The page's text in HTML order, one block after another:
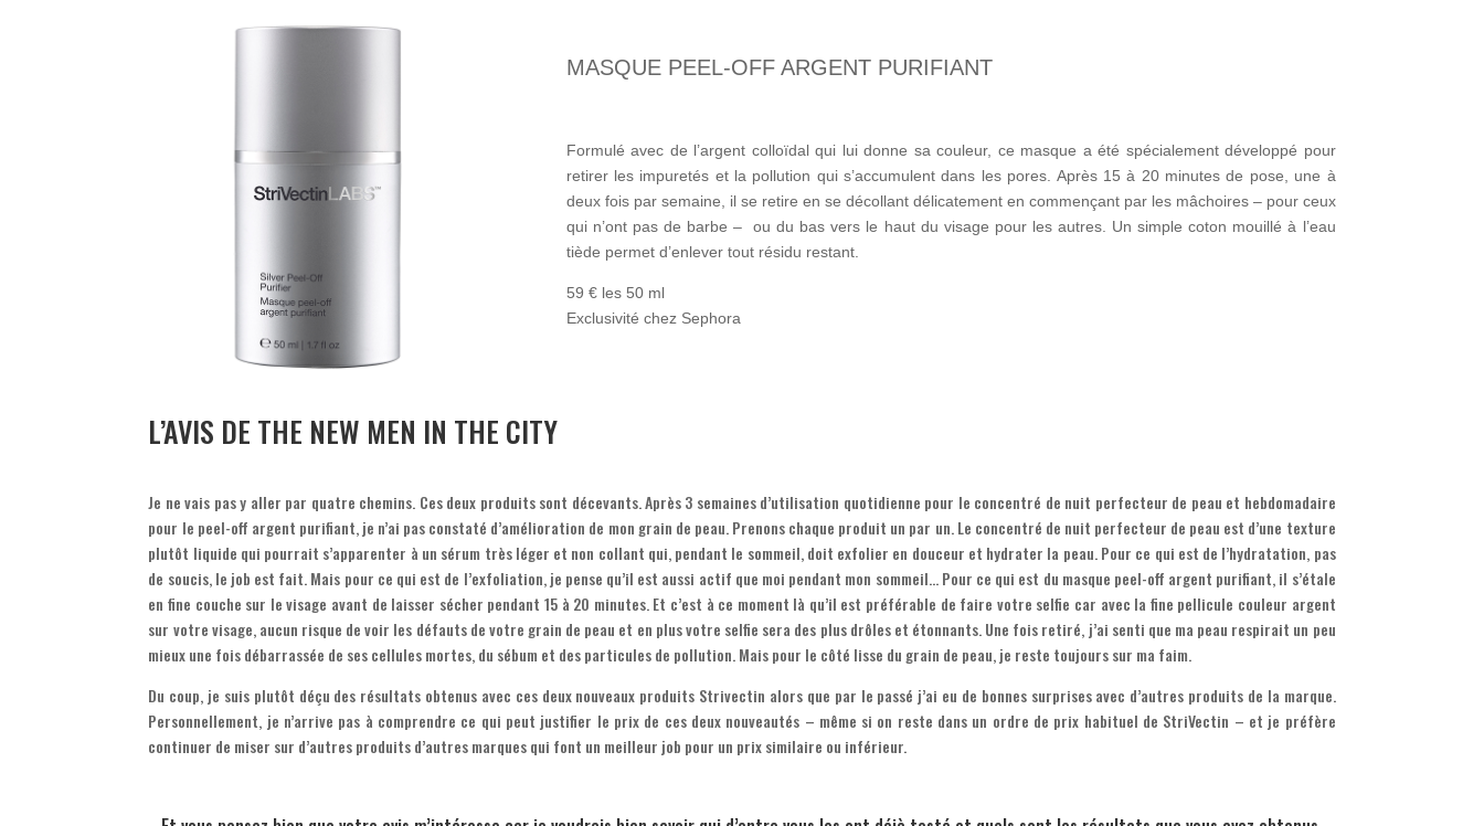
MASQUE PEEL-OFF ARGENT PURIFIANT
Formulé avec de l’argent colloïdal qui lui donne sa couleur, ce masque a été spécialement développé pour
retirer les impuretés et la pollution qui s’accumulent dans les pores. Après 15 à 20 minutes de pose, une à
deux fois par semaine, il se retire en se décollant délicatement en commençant par les mâchoires – pour ceux
qui n’ont pas de barbe – ou du bas vers le haut du visage pour les autres. Un simple coton mouillé à l’eau
tiède permet d’enlever tout résidu restant.
59 € les 50 ml
Exclusivité chez Sephora
L’AVIS DE THE NEW MEN IN THE CITY
Je ne vais pas y aller par quatre chemins. Ces deux produits sont décevants. Après 3 semaines d’utilisation quotidienne pour le concentré de nuit perfecteur de peau et hebdomadaire
pour le peel-off argent purifiant, je n’ai pas constaté d’amélioration de mon grain de peau. Prenons chaque produit un par un. Le concentré de nuit perfecteur de peau est d’une texture
plutôt liquide qui pourrait s’apparenter à un sérum très léger et non collant qui, pendant le sommeil, doit exfolier en douceur et hydrater la peau. Pour ce qui est de l’hydratation, pas
de soucis, le job est fait. Mais pour ce qui est de l’exfoliation, je pense qu’il est aussi actif que moi pendant mon sommeil… Pour ce qui est du masque peel-off argent purifiant, il s’étale
en fine couche sur le visage avant de laisser sécher pendant 15 à 20 minutes. Et c’est à ce moment là qu’il est préférable de faire votre selfie car avec la fine pellicule couleur argent
sur votre visage, aucun risque de voir les défauts de votre grain de peau et en plus votre selfie sera des plus drôles et étonnants. Une fois retiré, j’ai senti que ma peau respirait un peu
mieux une fois débarrassée de ses cellules mortes, du sébum et des particules de pollution. Mais pour le côté lisse du grain de peau, je reste toujours sur ma faim.
Du coup, je suis plutôt déçu des résultats obtenus avec ces deux nouveaux produits Strivectin alors que par le passé j’ai eu de bonnes surprises avec d’autres produits de la marque.
Personnellement, je n’arrive pas à comprendre ce qui peut justifier le prix de ces deux nouveautés – même si on reste dans un ordre de prix habituel de StriVectin – et je préfère
continuer de miser sur d’autres produits d’autres marques qui font un meilleur job pour un prix similaire ou inférieur.